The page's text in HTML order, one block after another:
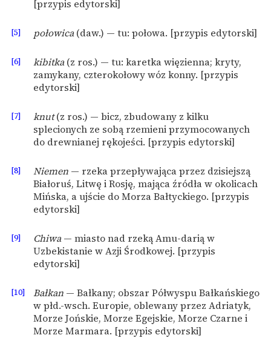
[przypis edytorski]
[5] połowica(daw.) — tu: połowa. [przypis edytorski]
[6] kibitka(z ros.) — tu: karetka więzienna; kryty,
zamykany, czterokołowy wóz konny. [przypis
edytorski]
[7] knut(z ros.) — bicz, zbudowany z kilku
splecionych ze sobą rzemieni przymocowanych
do drewnianej rękojeści. [przypis edytorski]
[8] Niemen — rzeka przepływająca przez dzisiejszą
Białoruś, Litwę i Rosję, mająca źródła w okolicach
Mińska, a ujście do Morza Bałtyckiego. [przypis
edytorski]
[9] Chiwa— miasto nad rzeką Amu-darią w
Uzbekistanie w Azji Środkowej. [przypis
edytorski]
[10] Bałkan — Bałkany; obszar Półwyspu Bałkańskiego
w płd.-wsch. Europie, oblewany przez Adriatyk,
Morze Jońskie, Morze Egejskie, Morze Czarne i
Morze Marmara. [przypis edytorski]